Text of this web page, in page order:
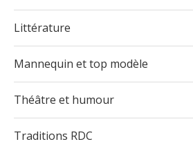
Littérature
Mannequin et top modèle
Théâtre et humour
Traditions RDC